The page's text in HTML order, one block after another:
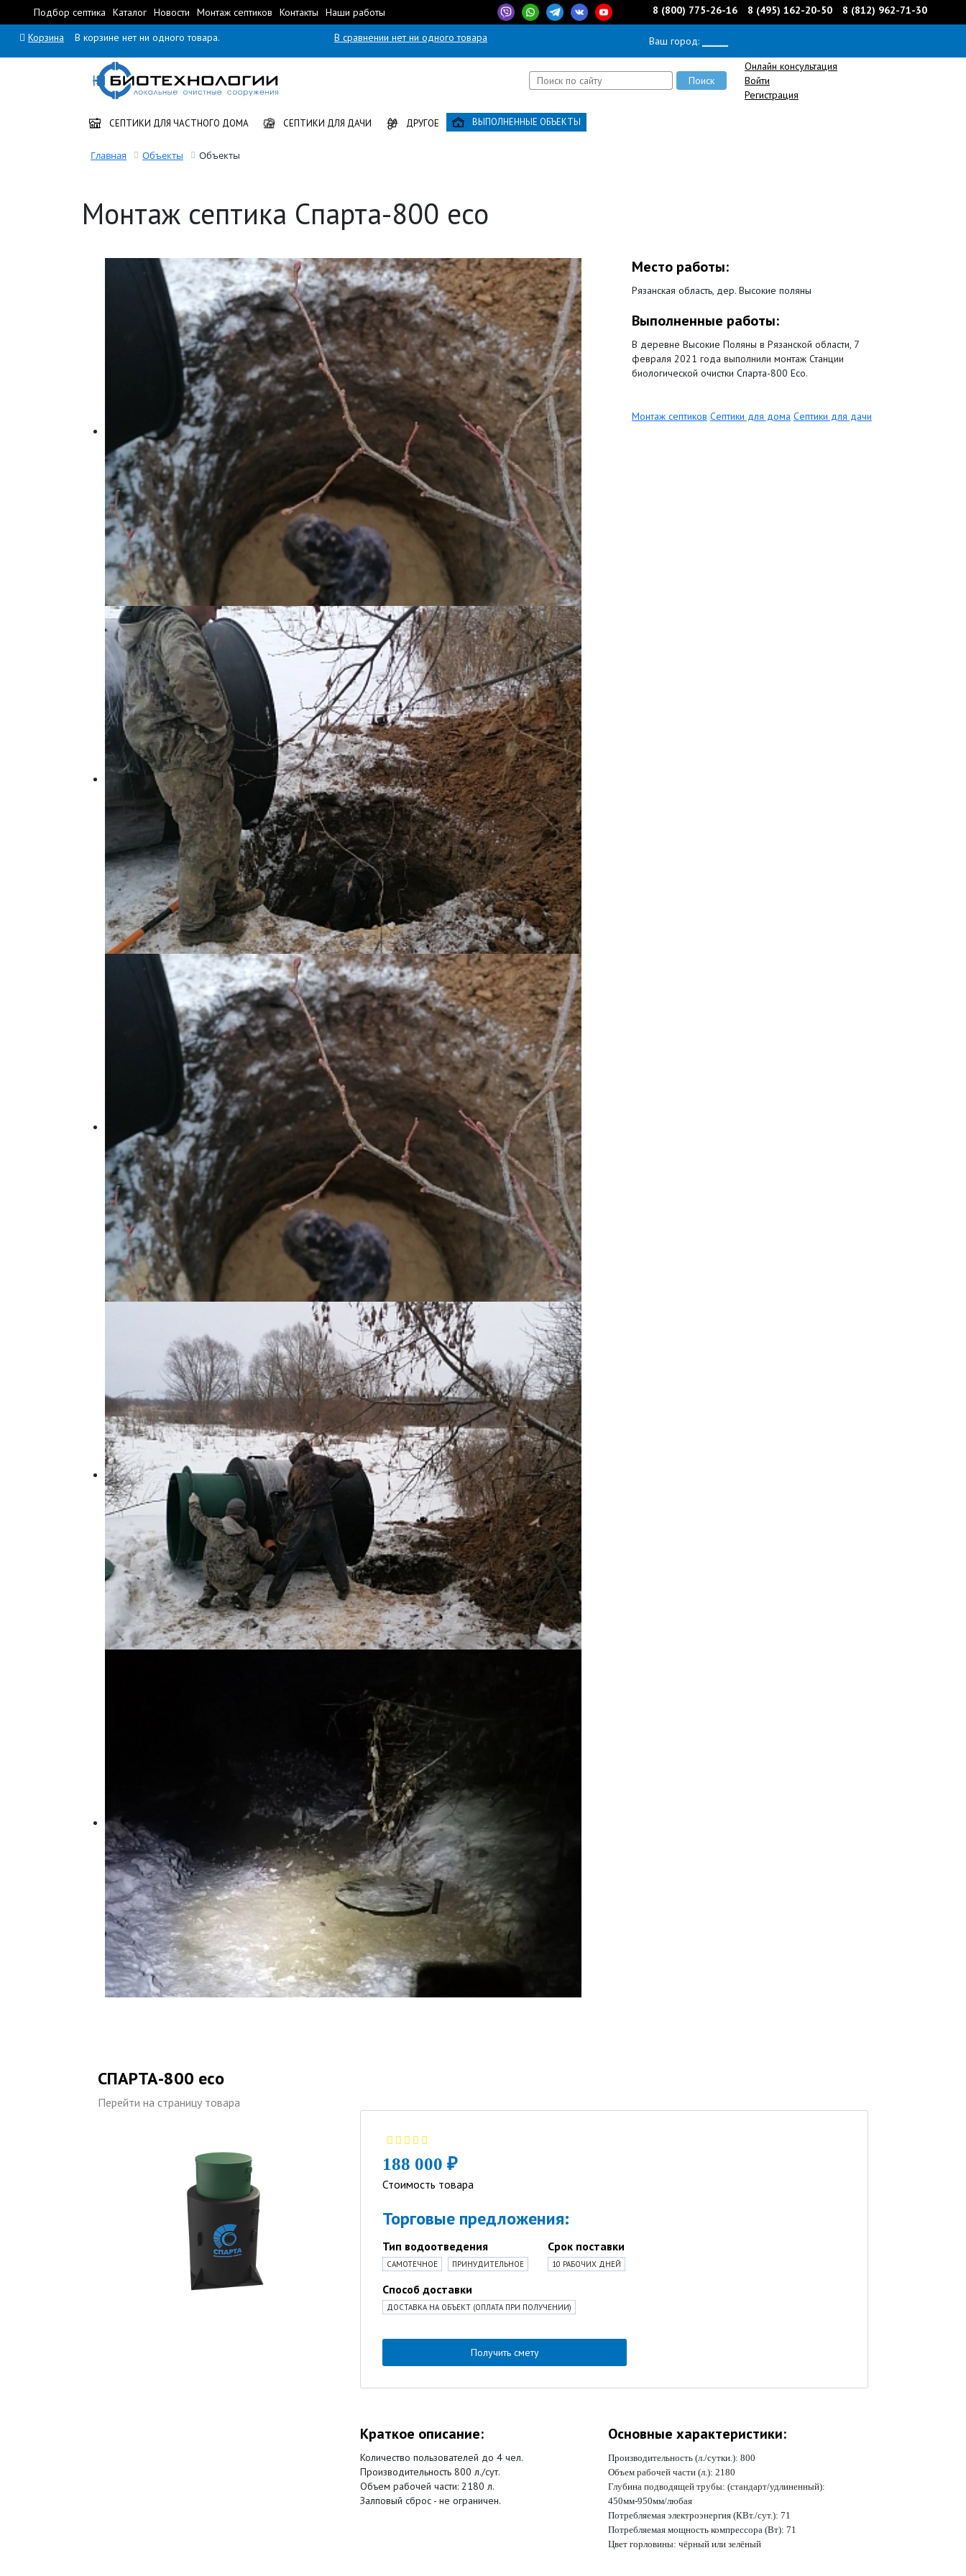
Подбор септика Каталог Новости Монтаж септиков Контакты Наши работы 8 (800) 775-26-16 8 (495) 162-20-50 8 (812) 962-71-30
Корзина В корзине нет ни одного товара. В сравнении нет ни одного товара Ваш город:
Онлайн консультация
Войти
Регистрация
СЕПТИКИ ДЛЯ ЧАСТНОГО ДОМА СЕПТИКИ ДЛЯ ДАЧИ ДРУГОЕ ВЫПОЛНЕННЫЕ ОБЪЕКТЫ
Главная Объекты Объекты
Монтаж септика Спарта-800 есо
Место работы:
Рязанская область, дер. Высокие поляны
Выполненные работы:
В деревне Высокие Поляны в Рязанской области, 7
февраля 2021 года выполнили монтаж Станции
биологической очистки Спарта-800 Eco.
Монтаж септиков Септики для дома Септики для дачи
СПАРТА-800 eco
Перейти на страницу товара
188 000 ₽
Стоимость товара
Торговые предложения:
Тип водоотведения
САМОТЕЧНОЕ ПРИНУДИТЕЛЬНОЕ
Срок поставки
10 РАБОЧИХ ДНЕЙ
Способ доставки
ДОСТАВКА НА ОБЪЕКТ (ОПЛАТА ПРИ ПОЛУЧЕНИИ)
Получить смету
Краткое описание:
Количество пользователей до 4 чел.
Производительность 800 л./сут.
Объем рабочей части: 2180 л.
Залповый сброс - не ограничен.
Основные характеристики:
Производительность (л./сутки.): 800
Объем рабочей части (л.): 2180
Глубина подводящей трубы: (стандарт/удлиненный):
450мм-950мм/любая
Потребляемая электроэнергия (КВт./сут.): 71
Потребляемая мощность компрессора (Вт): 71
Цвет горловины: чёрный или зелёный